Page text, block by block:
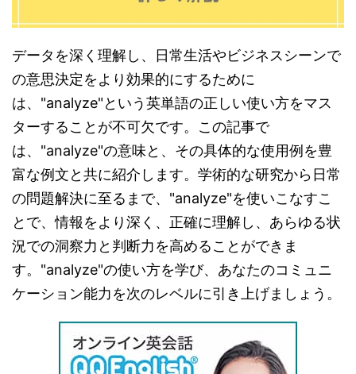
データを深く理解し、日常生活やビジネスシーンで
の意思決定をより効果的にするために
は、"analyze"という英単語の正しい使い方をマス
ターすることが不可欠です。この記事で
は、"analyze"の意味と、その具体的な使用例を豊
富な例文と共に紹介します。学術的な研究から日常
の問題解決に至るまで、"analyze"を使いこなすこ
とで、情報をより深く、正確に理解し、あらゆる状
況での洞察力と判断力を高めることができま
す。"analyze"の使い方を学び、あなたのコミュニ
ケーション能力を次のレベルに引き上げましょう。